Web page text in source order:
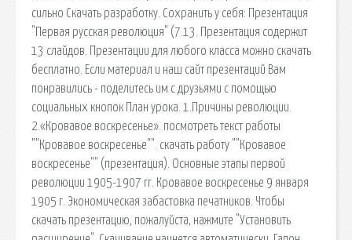
сильно Скачать разработку. Сохранить у себя: Презентация
"Первая русская революция" (7.13. Презентация содержит
13 слайдов. Презентации для любого класса можно скачать
бесплатно. Если материал и наш сайт презентаций Вам
понравились - поделитесь им с друзьями с помощью
социальных кнопок План урока. 1.Причины революции.
2.«Кровавое воскресенье». посмотреть текст работы
""Кровавое воскресенье"". скачать работу ""Кровавое
воскресенье"" (презентация). Основные этапы первой
революции 1905-1907 гг. Кровавое воскресенье 9 января
1905 г. Экономическая забастовка печатников. Чтобы
скачать презентацию, пожалуйста, нажмите "Установить